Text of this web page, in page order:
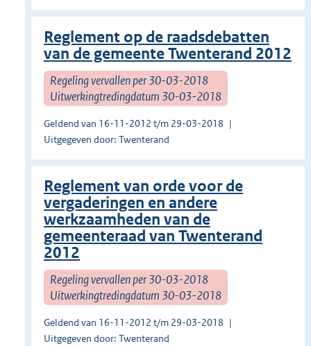
Reglement op de raadsdebatten
van de gemeente Twenterand 2012
Regeling vervallen per 30-03-2018
Uitwerkingtredingdatum 30-03-2018
Geldend van 16-11-2012 t/m 29-03-2018
Uitgegeven door: Twenterand
Reglement van orde voor de
vergaderingen en andere
werkzaamheden van de
gemeenteraad van Twenterand
2012
Regeling vervallen per 30-03-2018
Uitwerkingtredingdatum 30-03-2018
Geldend van 16-11-2012 t/m 29-03-2018
Uitgegeven door: Twenterand